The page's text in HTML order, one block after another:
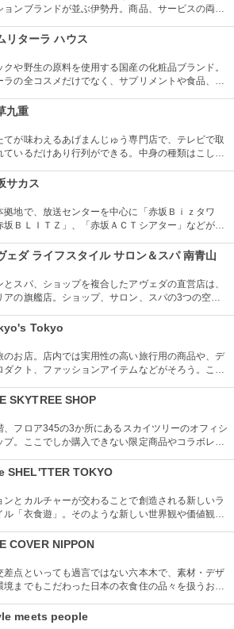
ョンブランドが並ぶ伊勢丹。商品、サービスの両面
があり、百貨店業界では衣料品の売上高日本一を誇
リターラ ハウス
クや野生の原料を使用する国産の化粧品ブランド。
ラの全コスメだけでなく、サプリメントや食品、雑
九重
てが味わえるあげまんじゅう専門店で、テレビで取
ているだけあり行列ができる。中身の種類はこし
サカス
拠地で、放送センターを中心に「赤坂Ｂｉｚタワ
坂ＢＬＩＴＺ」、「赤坂ＡＣＴシアター」などが揃
ェダ ライフスタイル サロン＆スパ 南青山
とスパ、ショップを複合したアヴェダの直営店は、
アの旗艦店。ショップ、サロン、スパの3つの空間
の中、リラックスしてお過ごしいただけます。
Tokyo
のお店。店内では実用性の高い旅行用の商品や、デ
ダクト、ファッションアイテムなどがそろう。これ
。SKYTREE SHOP
、フロア345の3か所にあるスカイツリーのオフィシ
プ。ここでしか購入できない限定商品やコラボレー
ところでの購入として記念に残る思い出に！
SHEL'TTER TOKYO
ンとカルチャーが交わることで創造される新しいラ
ル「衣食遊」。そのような新しい世界観や価値観を
品を扱っている。
COVER NIPPON
差点といっても過言ではない六本木で、素材・デザ
境までもこだわった日本の衣食住の品々を扱うお
よう！
meets people